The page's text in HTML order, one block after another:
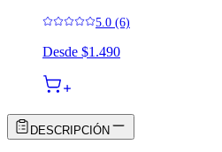
5.0 (6)
Desde $1.490
DESCRIPCIÓN